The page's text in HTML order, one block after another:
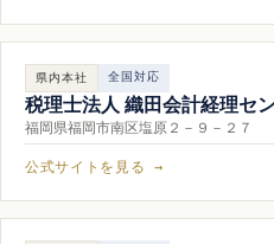
県内本社 全国対応
税理士法人 織田会計経理セ
福岡県福岡市南区塩原２－９－２７
公式サイトを見る →